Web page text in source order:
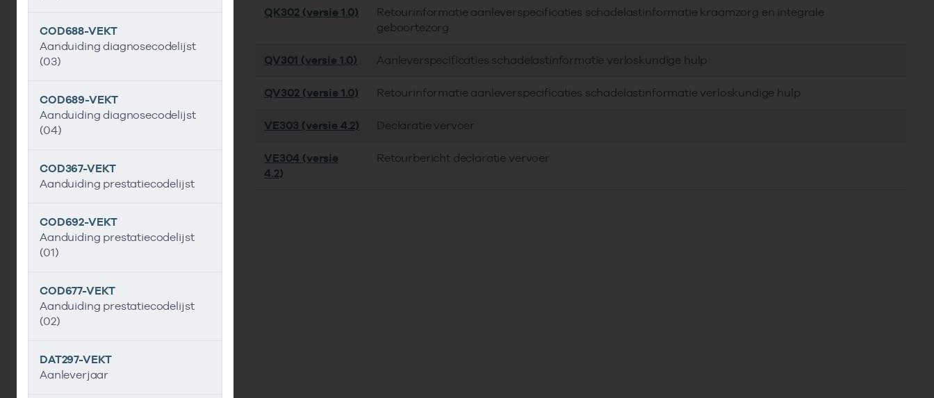
COD688-VEKT
Aanduiding diagnosecodelijst
(03)
COD689-VEKT
Aanduiding diagnosecodelijst
(04)
COD367-VEKT
Aanduiding prestatiecodelijst
COD692-VEKT
Aanduiding prestatiecodelijst
(01)
COD677-VEKT
Aanduiding prestatiecodelijst
(02)
DAT297-VEKT
Aanleverjaar
QK302 (versie 1.0)
Retourinformatie aanleverspecificaties schadelastinformatie kraamzorg en integrale
geboortezorg
QV301 (versie 1.0) Aanleverspecificaties schadelastinformatie verloskundige hulp
QV302 (versie 1.0) Retourinformatie aanleverspecificaties schadelastinformatie verloskundige hulp
VE303 (versie 4.2) Declaratie vervoer
VE304 (versie
4.2)
Retourbericht declaratie vervoer